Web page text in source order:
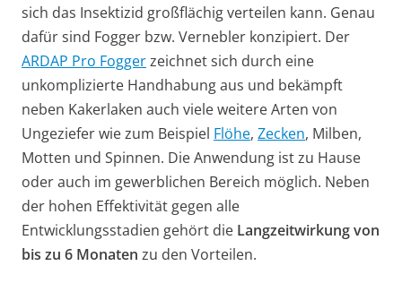
sich das Insektizid großflächig verteilen kann. Genau
dafür sind Fogger bzw. Vernebler konzipiert. Der
ARDAP Pro Foggerzeichnet sich durch eine
unkomplizierte Handhabung aus und bekämpft
neben Kakerlaken auch viele weitere Arten von
Ungeziefer wie zum Beispiel Flöhe, Zecken, Milben,
Motten und Spinnen. Die Anwendung ist zu Hause
oder auch im gewerblichen Bereich möglich. Neben
der hohen Effektivität gegen alle
Entwicklungsstadien gehört die Langzeitwirkung von
bis zu 6 Monaten zu den Vorteilen.